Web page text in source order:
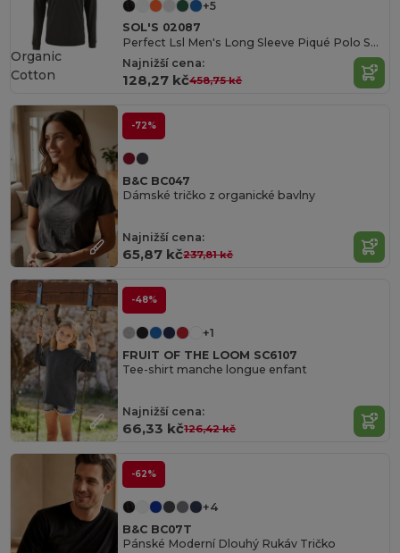
+5
SOL'S 02087
Perfect Lsl Men's Long Sleeve Piqué Polo Shirt
Najnižší cena:
128,27 kč458,75 kč
Organic
Cotton
-72%
B&C BC047
Dámské tričko z organické bavlny
Najnižší cena:
65,87 kč237,81 kč
-48%
+1
FRUIT OF THE LOOM SC6107
Tee-shirt manche longue enfant
Najnižší cena:
66,33 kč126,42 kč
-62%
+4
B&C BC07T
Pánské Moderní Dlouhý Rukáv Tričko